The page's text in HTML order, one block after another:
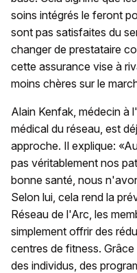
soins intégrés le feront
sont pas satisfaites du
changer de prestataire
cette assurance vise à
moins chères sur le
Alain Kenfak, médecin à
médical du réseau, est
approche. Il explique:
pas véritablement nos
bonne santé, nous
Selon lui, cela rend la
Réseau de l'Arc, les
simplement offrir des
centres de fitness.
des individus, des